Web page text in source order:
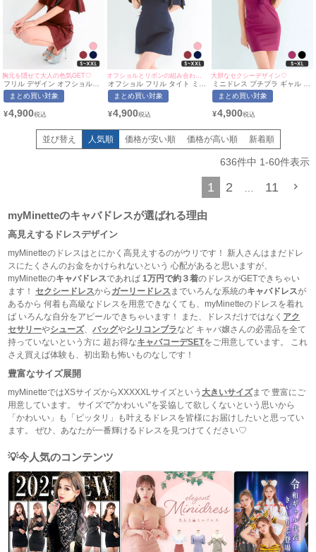
胸元を隠せて大人の色気GET♡
フリル デザイン オフショルダ
ー タイト ドレス ボルドー(ち
ぴたん着用/S~XXLサイズ対応)
まとめ買い対象
¥4,900
オフショルとリボンの組み合わせが可愛い♡
オフショル フリル タイト ミニ
ドレス (みのり着用/S~XXLサ
イズ対応) | myMinette/マイミ
まとめ買い対象
¥4,900
大胆なセクシーデザイン♡
ミニドレス プチプラ ギャル タ
イト オフショル セクシー 低身
長 谷間 リボン クロスデザイン
(ちぴたん着用/S~XLサイズ対
まとめ買い対象
¥4,900
並び替え 人気順 価格が安い順 価格が高い順 新着順
636件中 1-60件表示
1 2 11
myMinetteのキャバドレスが選ばれる理由
高見えするドレスデザイン
myMinetteのドレスはとにかく高見えするのがウリです！ 新人さんはまだドレ
スにたくさんのお金をかけられないという 心配があると思いますが、
myMinetteのキャバドレスであれば1万円で約３着のドレスがGETできちゃい
ます！セクシードレスから ガーリードレス までいろんな系統のキャバドレスが
あるから 何着も高級なドレスを用意できなくても、myMinetteのドレスを着れ
ば いろんな自分をアピールできちゃいます！ また、ドレスだけではなく アク
セサリーやシューズ、バッグやシリコンブラなど キャバ嬢さんの必需品を全て
持っていないという方に 超お得なキャバコーデSETをご用意しています。 これ
さえ買えば体験も、初出勤も怖いものなしです！
豊富なサイズ展開
myMinetteではXSサイズからXXXXXLサイズという大きいサイズまで 豊富にご
用意しています。 サイズで"かわいい"を妥協して欲しくないという思いから
「かわいい」も「ピッタリ」も叶えるドレスを皆様にお届けしたいと思ってい
ます。 ぜひ、あなたが一番輝けるドレスを見つけてください♡
今人気のコンテンツ